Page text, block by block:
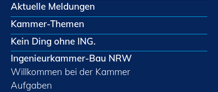
Aktuelle Meldungen
Kammer-Themen
Kein Ding ohne ING.
Ingenieurkammer-Bau NRW
Willkommen bei der Kammer
Aufgaben